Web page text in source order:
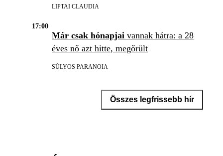
LIPTAI CLAUDIA
17:00
Már csak hónapjai vannak hátra: a 28
éves nő azt hitte, megőrült
SÚLYOS PARANOIA
Összes legfrissebb hír